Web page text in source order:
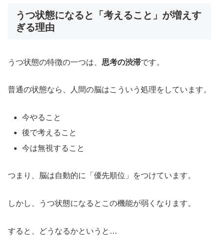
うつ状態になると「考えること」が増えす
ぎる理由
うつ状態の特徴の一つは、 思考の渋滞です。
普通の状態なら、人間の脳はこういう処理をしています。
今やること
後で考えること
今は無視すること
つまり、脳は自動的に「優先順位」をつけています。
しかし、うつ状態になるとこの機能が弱くなります。
すると、どうなるかというと…